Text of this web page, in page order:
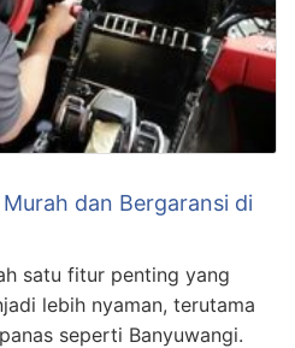
dan Bergaransi di
satu fitur penting yang
lebih nyaman, terutama
seperti Banyuwangi.